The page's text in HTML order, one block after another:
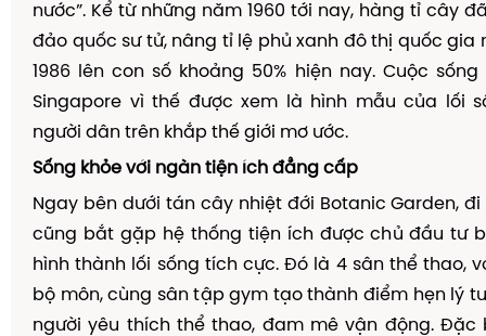
nước”. Kể từnhững năm 1960 tới nay, hàng tỉ cây đ
đảo quốc sưtử, nâng tỉl ệ phủ xanh đôthị quốc gia
1986 lên con số khoảng 50% hiện nay. Cuộc sống
Singapore vì thế được xem l à hình mẫu của l ối s
người dân trên khắp thế giới mơ ước.
Sống khỏe với ngàn tiện ích đẳng cấp
Ngay bên dưới tán cây nhiệt đới Botanic Garden,đi
cũng bắt gặp hệthống tiện ích được chủ đầu tưb
hình thành lối sống tích cực.Đó là 4 sân thể thao, v
bộ môn, cùng sân tập gym tạo thành điểm hẹn lý t
người yêu thích thểthao, đam mêvận động. Đặc